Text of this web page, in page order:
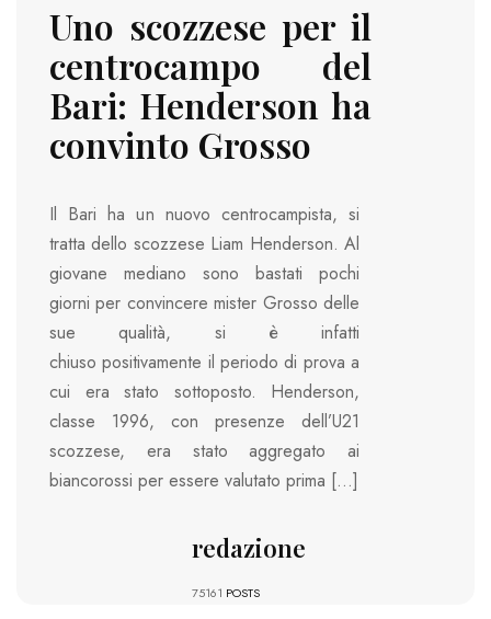
Uno scozzese per il
centrocampo del
Bari: Henderson ha
convinto Grosso
Il Bari ha un nuovo centrocampista, si
tratta dello scozzese Liam Henderson. Al
giovane mediano sono bastati pochi
giorni per convincere mister Grosso delle
sue qualità, si è infatti
chiuso positivamente il periodo di prova a
cui era stato sottoposto. Henderson,
classe 1996, con presenze dell’U21
scozzese, era stato aggregato ai
biancorossi per essere valutato prima […]
redazione
75161 POSTS